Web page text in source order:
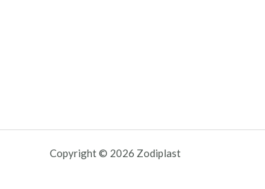
Copyright © 2026 Zodiplast